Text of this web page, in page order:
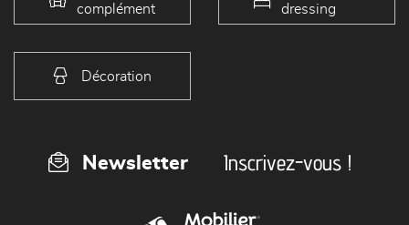
complément
dressing
Décoration
Newsletter Inscrivez-vous !